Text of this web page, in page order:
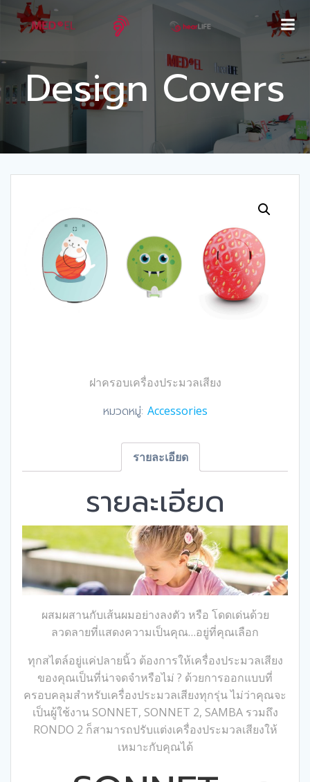
Design Covers
ฝาครอบเครื่องประมวลเสียง
หมวดหมู่: Accessories
รายละเอียด
รายละเอียด
ผสมผสานกับเส้นผมอย่างลงตัว หรือ โดดเด่นด้วย
ลวดลายที่แสดงความเป็นคุณ…อยู่ที่คุณเลือก
ทุกสไตล์อยู่แค่ปลายนิ้ว ต้องการให้เครื่องประมวลเสียง
ของคุณเป็นที่น่าจดจำหรือไม่ ? ด้วยการออกแบบที่
ครอบคลุมสำหรับเครื่องประมวลเสียงทุกรุ่น ไม่ว่าคุณจะ
เป็นผู้ใช้งาน SONNET, SONNET 2, SAMBA รวมถึง
RONDO 2 ก็สามารถปรับแต่งเครื่องประมวลเสียงให้
เหมาะกับคุณได้